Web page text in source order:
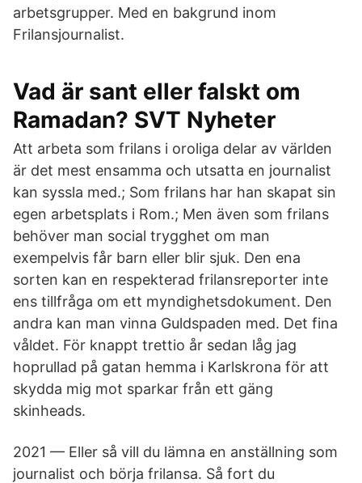
arbetsgrupper. Med en bakgrund inom
Frilansjournalist.
Vad är sant eller falskt om
Ramadan? SVT Nyheter
Att arbeta som frilans i oroliga delar av världen
är det mest ensamma och utsatta en journalist
kan syssla med.; Som frilans har han skapat sin
egen arbetsplats i Rom.; Men även som frilans
behöver man social trygghet om man
exempelvis får barn eller blir sjuk. Den ena
sorten kan en respekterad frilansreporter inte
ens tillfråga om ett myndighetsdokument. Den
andra kan man vinna Guldspaden med. Det fina
våldet. För knappt trettio år sedan låg jag
hoprullad på gatan hemma i Karlskrona för att
skydda mig mot sparkar från ett gäng
skinheads.
2021 — Eller så vill du lämna en anställning som
journalist och börja frilansa. Så fort du